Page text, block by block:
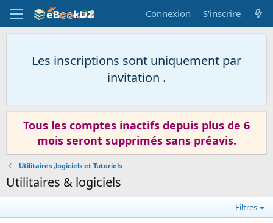
Connexion S'inscrire
Les inscriptions sont uniquement par
invitation .
Tous les comptes inactifs depuis plus de 6
mois seront supprimés sans préavis.
Utilitaires ,logiciels et Tutoriels
Utilitaires & logiciels
Filtres